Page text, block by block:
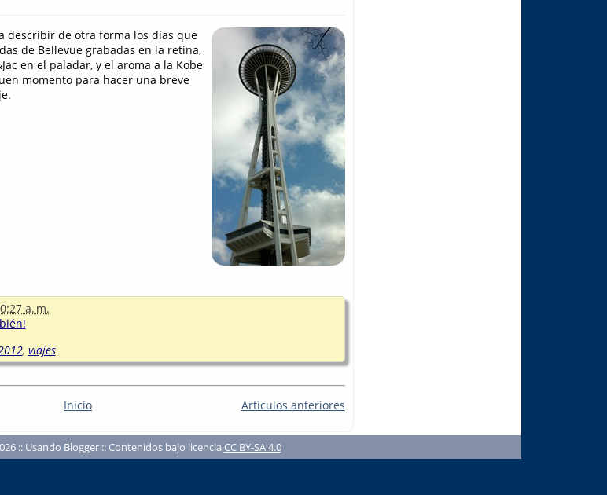
describir de otra forma los días que
de Bellevue grabadas en la retina,
en el paladar, y el aroma a la Kobe
momento para hacer una breve
a. m.
, viajes
Artículos anteriores
Inicio
:: Usando Blogger :: Contenidos bajo licencia CC BY-SA 4.0